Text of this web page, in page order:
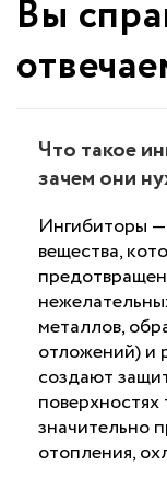
Вы
Что такое
зачем они
Ингибиторы
вещества,
металлов,
отложений) и
создают
значительно
отопления,